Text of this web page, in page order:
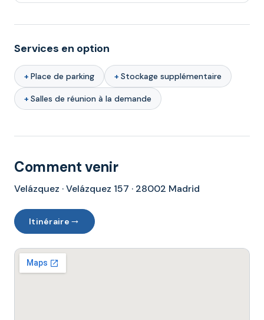
Services en option
Place de parking Stockage supplémentaire
Salles de réunion à la demande
Comment venir
Velázquez · Velázquez 157 · 28002 Madrid
Itinéraire →